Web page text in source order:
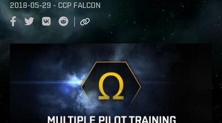
2018-05-29 - CCP FALCON